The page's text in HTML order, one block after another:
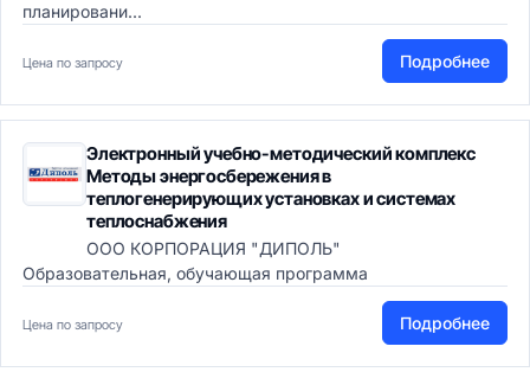
планировани...
Цена по запросу Подробнее
Электронный учебно-методический комплекс
Методы энергосбережения в
теплогенерирующих установках и системах
теплоснабжения
ООО КОРПОРАЦИЯ "ДИПОЛЬ"
Образовательная, обучающая программа
Цена по запросу Подробнее